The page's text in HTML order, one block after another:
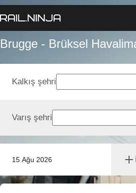
Brugge - Brüksel
15 Ağu 2026
Kalkış şehri
Varış şehri